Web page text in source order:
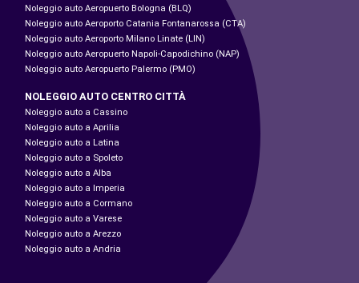
Noleggio auto Aeropuerto Bologna (BLQ)
Noleggio auto Aeroporto Catania Fontanarossa (CTA)
Noleggio auto Aeroporto Milano Linate (LIN)
Noleggio auto Aeropuerto Napoli-Capodichino (NAP)
Noleggio auto Aeropuerto Palermo (PMO)
NOLEGGIO AUTO CENTRO CITTÀ
Noleggio auto a Cassino
Noleggio auto a Aprilia
Noleggio auto a Latina
Noleggio auto a Spoleto
Noleggio auto a Alba
Noleggio auto a Imperia
Noleggio auto a Cormano
Noleggio auto a Varese
Noleggio auto a Arezzo
Noleggio auto a Andria